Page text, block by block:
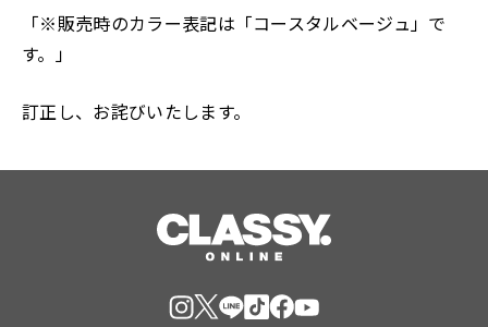
「※販売時のカラー表記は「コースタルベージュ」で
す。」
訂正し、お詫びいたします。